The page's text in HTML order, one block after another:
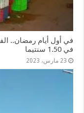
في 1.50 سنتيما
23 مارس، 2023